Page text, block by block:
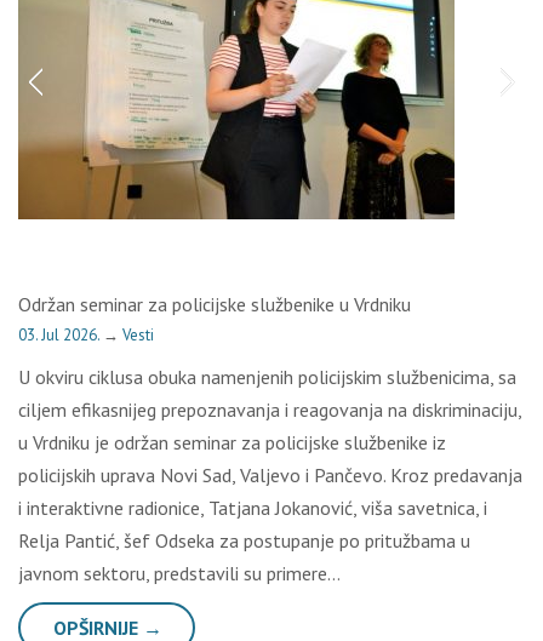
Održan seminar za policijske službenike u Vrdniku
03. Jul 2026. → Vesti
U okviru ciklusa obuka namenjenih policijskim službenicima, sa
ciljem efikasnijeg prepoznavanja i reagovanja na diskriminaciju,
u Vrdniku je održan seminar za policijske službenike iz
policijskih uprava Novi Sad, Valjevo i Pančevo. Kroz predavanja
i interaktivne radionice, Tatjana Jokanović, viša savetnica, i
Relja Pantić, šef Odseka za postupanje po pritužbama u
javnom sektoru, predstavili su primere…
OPŠIRNIJE →